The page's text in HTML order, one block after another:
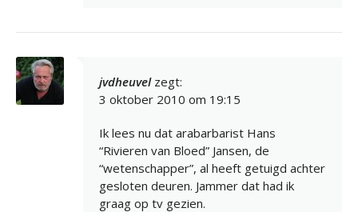
jvdheuvel zegt:
3 oktober 2010 om 19:15
Ik lees nu dat arabarbarist Hans
“Rivieren van Bloed” Jansen, de
“wetenschapper”, al heeft getuigd achter
gesloten deuren. Jammer dat had ik
graag op tv gezien.